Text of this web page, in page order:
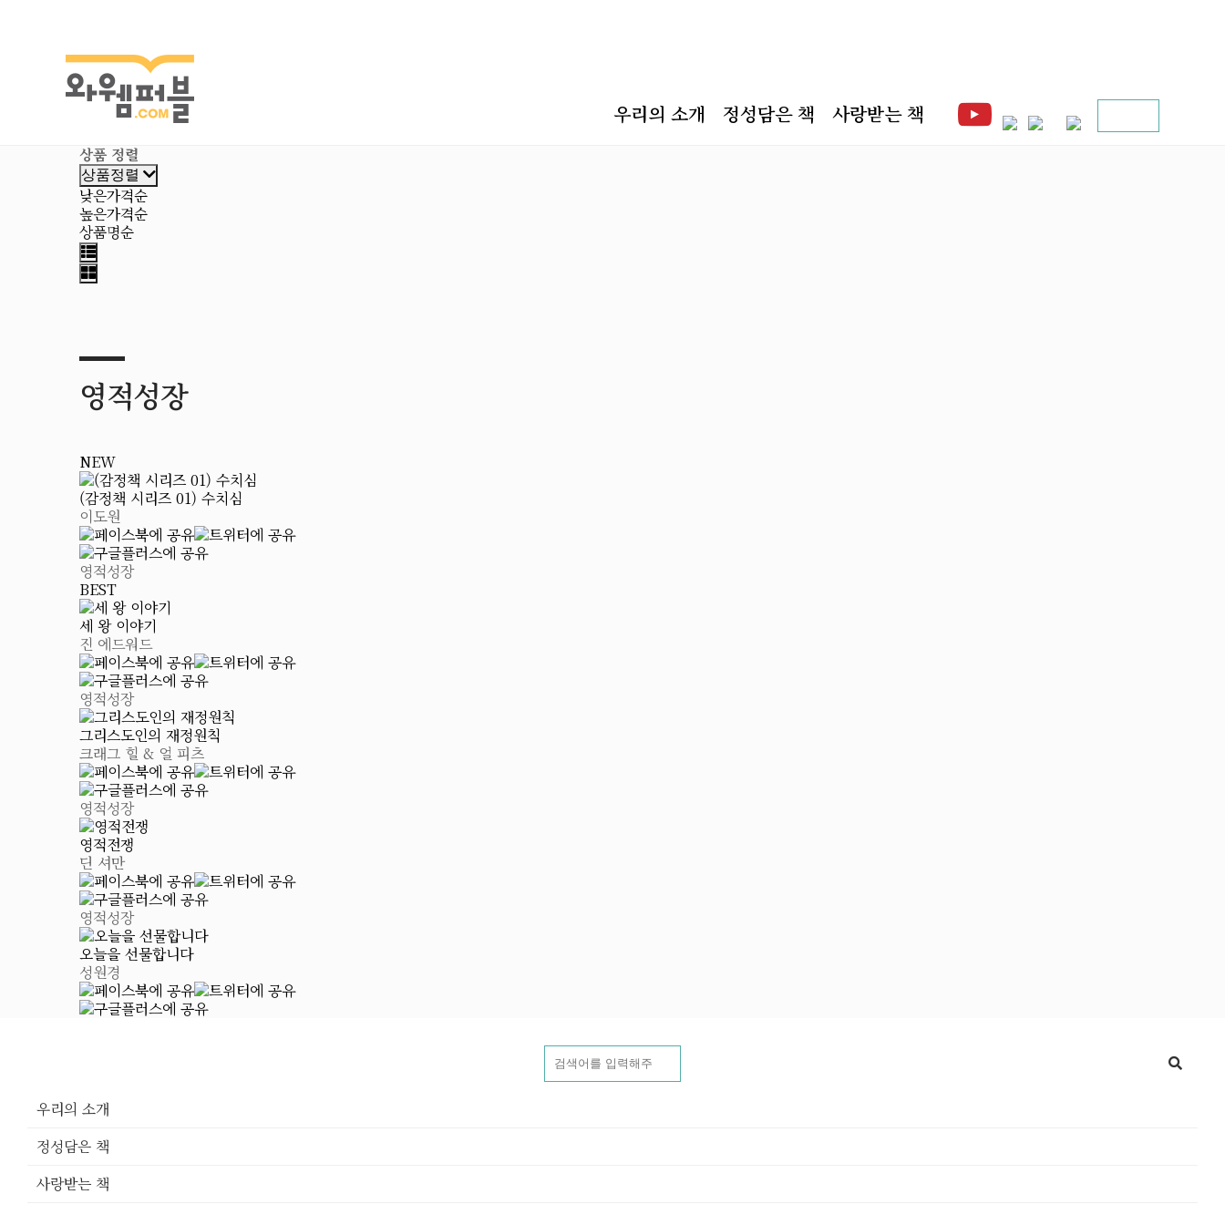
우리의 소개 정성담은 책 사랑받는 책
상품 정렬
상품정렬
낮은가격순
높은가격순
상품명순
영적성장
NEW
(감정책 시리즈 01) 수치심
이도원
영적성장
BEST
세 왕 이야기
진 에드워드
영적성장
그리스도인의 재정원칙
크래그 힐 & 얼 피츠
영적성장
영적전쟁
딘 셔만
영적성장
오늘을 선물합니다
성원경
우리의 소개
정성담은 책
사랑받는 책